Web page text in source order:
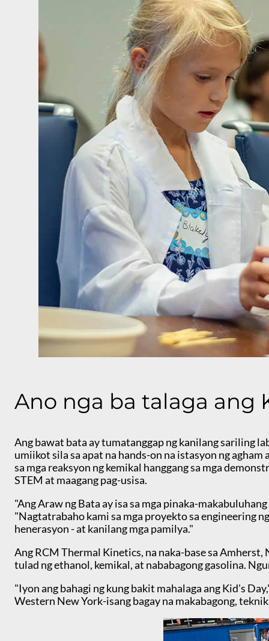
Ano nga ba talaga ang
Ang bawat bata ay tumatanggap ng kanilang sariling
umiikot sila sa apat na hands-on na istasyon ng
sa mga reaksyon ng kemikal hanggang sa mga
STEM at maagang pag-usisa.
"Ang Araw ng Bata ay isa sa mga pinaka-
"Nagtatrabaho kami sa mga proyekto sa engineering
henerasyon - at kanilang mga pamilya."
Ang RCM Thermal Kinetics, na naka-base sa
tulad ng ethanol, kemikal, at nababagong gasolina.
"Iyon ang bahagi ng kung bakit mahalaga ang Kid's
Western New York-isang bagay na makabagong,